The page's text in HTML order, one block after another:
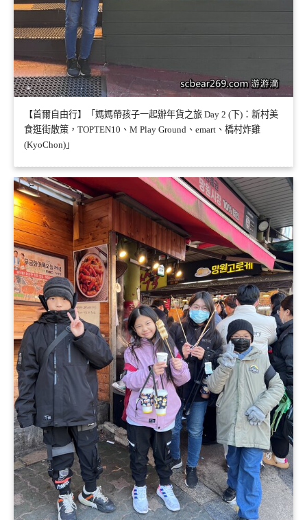
【首爾自由行】「媽媽帶孩子一起辦年貨之旅 Day 2 (下)：新村美
食逛街散策，TOPTEN10、M Play Ground、emart、橋村炸雞
(KyoChon)」